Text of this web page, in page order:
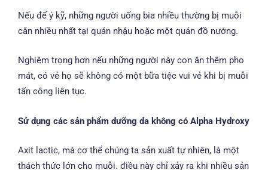
Nếu để ý kỹ, những người uống bia nhiều thường bị muỗi
cắn nhiều nhất tại quán nhậu hoặc một quán đồ nướng.
Nghiêm trọng hơn nếu những người này con ăn thêm pho
mát, có vẻ họ sẽ không có một bữa tiệc vui vẻ khi bị muỗi
tấn công liên tục.
Sử dụng các sản phẩm dưỡng da không có Alpha Hydroxy
Axit lactic, mà cơ thể chúng ta sản xuất tự nhiên, là một
thách thức lớn cho muỗi. điều này chỉ xảy ra khi nhiều sản